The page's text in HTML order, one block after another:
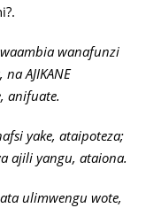
wanafunzi
AJIKANE
anifuate.
yake, ataipoteza;
ajili yangu, ataiona.
ulimwengu wote,